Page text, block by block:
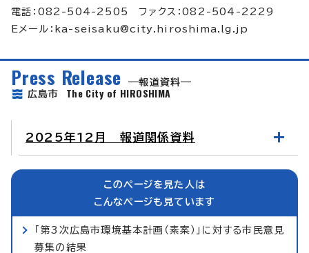
電話：082-504-2505 ファクス：082-504-2229
Eメール： ka-seisaku@city.hiroshima.lg.jp
Press Release
報道資料
広島市 The City of HIROSHIMA
2025年12月 報道関係資料
このページを見た人は
こんなページも見ています
「第3次広島市環境基本計画（素案）」に対する市民意見
募集の結果